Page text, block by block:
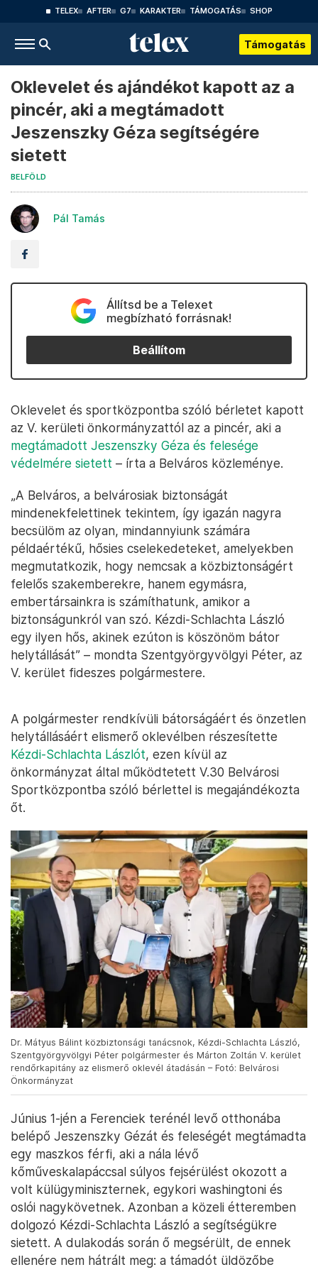
TELEX AFTER G7 KARAKTER TÁMOGATÁS SHOP
Támogatás
Oklevelet és ajándékot kapott az a
pincér, aki a megtámadott
Jeszenszky Géza segítségére
sietett
BELFÖLD
Pál Tamás
Állítsd be a Telexet
megbízható forrásnak!
Beállítom
Oklevelet és sportközpontba szóló bérletet kapott
az V. kerületi önkormányzattól az a pincér, aki a
megtámadott Jeszenszky Géza és felesége
védelmére sietett – írta a Belváros közleménye.
„A Belváros, a belvárosiak biztonságát
mindenekfelettinek tekintem, így igazán nagyra
becsülöm az olyan, mindannyiunk számára
példaértékű, hősies cselekedeteket, amelyekben
megmutatkozik, hogy nemcsak a közbiztonságért
felelős szakemberekre, hanem egymásra,
embertársainkra is számíthatunk, amikor a
biztonságunkról van szó. Kézdi-Schlachta László
egy ilyen hős, akinek ezúton is köszönöm bátor
helytállását” – mondta Szentgyörgyvölgyi Péter, az
V. kerület fideszes polgármestere.
A polgármester rendkívüli bátorságáért és önzetlen
helytállásáért elismerő oklevélben részesítette
Kézdi-Schlachta Lászlót, ezen kívül az
önkormányzat által működtetett V.30 Belvárosi
Sportközpontba szóló bérlettel is megajándékozta
őt.
Dr. Mátyus Bálint közbiztonsági tanácsnok, Kézdi-Schlachta László,
Szentgyörgyvölgyi Péter polgármester és Márton Zoltán V. kerület
rendőrkapitány az elismerő oklevél átadásán – Fotó: Belvárosi
Önkormányzat
Június 1-jén a Ferenciek terénél levő otthonába
belépő Jeszenszky Gézát és feleségét megtámadta
egy maszkos férfi, aki a nála lévő
kőműveskalapáccsal súlyos fejsérülést okozott a
volt külügyminiszternek, egykori washingtoni és
oslói nagykövetnek. Azonban a közeli étteremben
dolgozó Kézdi-Schlachta László a segítségükre
sietett. A dulakodás során ő megsérült, de ennek
ellenére nem hátrált meg: a támadót üldözőbe